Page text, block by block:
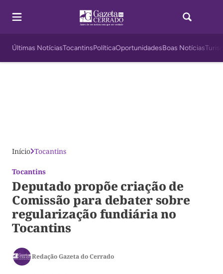
Últimas NotíciasTocantinsPolíticaOportunidadesBoas Notícias
Início Tocantins
Tocantins
Deputado propõe criação de
Comissão para debater sobre
regularização fundiária no
Tocantins
Redação Gazeta do Cerrado